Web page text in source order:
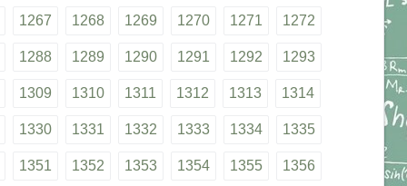
1267 1268 1269 1270 1271 1272
1288 1289 1290 1291 1292 1293
1309 1310 1311 1312 1313 1314
1330 1331 1332 1333 1334 1335
1351 1352 1353 1354 1355 1356